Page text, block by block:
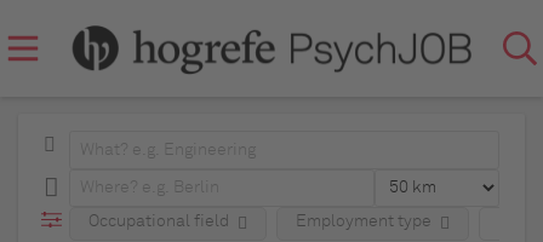
Occupational field Employment type